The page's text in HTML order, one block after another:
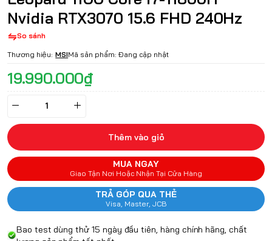
Nvidia RTX3070 15.6 FHD 240Hz
So sánh
Thương hiệu: MSIMã sản phẩm: Đang cập nhật
19.990.000₫
Thêm vào giỏ
MUA NGAY
Giao Tận Nơi Hoặc Nhận Tại Cửa Hàng
TRẢ GÓP QUA THẺ
Visa, Master, JCB
Bao test dùng thử 15 ngày đầu tiên, hàng chính hãng, chất